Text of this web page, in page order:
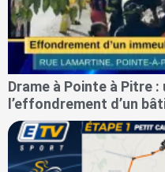
Drame à Pointe à Pitre
l’effondrement d’un